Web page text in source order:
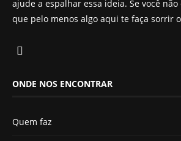
ajude a espalhar essa ideia. Se você
que pelo menos algo aqui te faça sorrir
ONDE NOS ENCONTRAR
Quem faz